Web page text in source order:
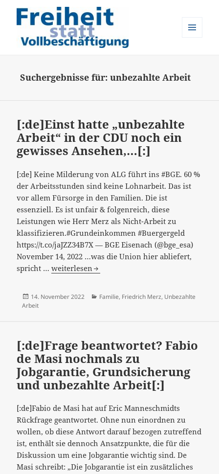
Suchergebnisse für: unbezahlte Arbeit
[:de]Einst hatte „unbezahlte
Arbeit“ in der CDU noch ein
gewisses Ansehen,…[:]
[:de] Keine Milderung von ALG führt ins #BGE. 60 %
der Arbeitsstunden sind keine Lohnarbeit. Das ist
vor allem Fürsorge in den Familien. Die ist
essenziell. Es ist unfair & folgenreich, diese
Leistungen wie Herr Merz als Nicht-Arbeit zu
klassifizieren.#Grundeinkommen #Buergergeld
https://t.co/jaJZZ34B7X — BGE Eisenach (@bge_esa)
November 14, 2022 …was die Union hier abliefert,
spricht …[:de]Einst
noch
ein
gewisses
Ansehen,
[:]
weiterlesen
Veröffentlicht
am
14. November 2022 Kategorien
Familie, Friedrich Merz, Unbezahlte
Arbeit
[:de]Frage beantwortet? Fabio
de Masi nochmals zu
Jobgarantie, Grundsicherung
und unbezahlte Arbeit[:]
[:de]Fabio de Masi hat auf Eric Manneschmidts
Rückfrage geantwortet. Ohne nun einordnen zu
wollen, ob diese Antwort darauf bezogen zutreffend
ist, enthält sie dennoch Ansatzpunkte, die für die
Diskussion um eine Jobgarantie wichtig sind. De
Masi schreibt: „Die Jobgarantie ist ein zusätzliches